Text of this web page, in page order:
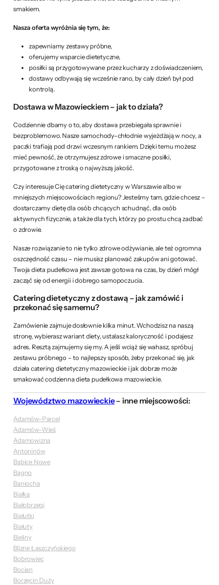
smakiem.
Nasza oferta wyróżnia się tym, że:
zapewniamy zestawy próbne,
oferujemy wsparcie dietetyczne,
posiłki są przygotowywane przez kucharzy z doświadczeniem,
dostawy odbywają się wcześnie rano, by cały dzień był pod
kontrolą.
Dostawa w Mazowieckiem – jak to działa?
Codziennie dbamy o to, aby dostawa przebiegała sprawnie i
bezproblemowo. Nasze samochody–chłodnie wyjeżdżają w nocy, a
paczki trafiają pod drzwi wczesnym rankiem. Dzięki temu możesz
mieć pewność, że otrzymujesz zdrowe i smaczne posiłki,
przygotowane z troską o najwyższą jakość.
Czy interesuje Cię catering dietetyczny w Warszawie albo w
mniejszych miejscowościach regionu? Jesteśmy tam, gdzie chcesz –
dostarczamy dietę dla osób chcących schudnąć, dla osób
aktywnych fizycznie, a także dla tych, którzy po prostu chcą zadbać
o zdrowie.
Nasze rozwiązanie to nie tylko zdrowe odżywianie, ale też ogromna
oszczędność czasu – nie musisz planować zakupów ani gotować.
Twoja dieta pudełkowa jest zawsze gotowa na czas, by dzień mógł
zacząć się od energii i dobrego samopoczucia.
Catering dietetyczny z dostawą – jak zamówić i
przekonać się samemu?
Zamówienie zajmuje dosłownie kilka minut. Wchodzisz na naszą
stronę, wybierasz wariant diety, ustalasz kaloryczność i podajesz
adres. Resztą zajmujemy się my. A jeśli wciąż się wahasz, spróbuj
zestawu próbnego – to najlepszy sposób, żeby przekonać się, jak
działa catering dietetyczny mazowieckie i jak dobrze może
smakować codzienna dieta pudełkowa mazowieckie.
Województwo mazowieckie– inne miejscowości:
Adamów-Parcel
Adamów-Wieś
Adamowizna
Antoninów
Babice Nowe
Bagno
Baniocha
Białka
Białobrzegi
Białutki
Białuty
Bieliny
Blizne Łaszczyńskiego
Bobrowiec
Bocian
Borzęcin Duży